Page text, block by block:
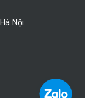
Nội